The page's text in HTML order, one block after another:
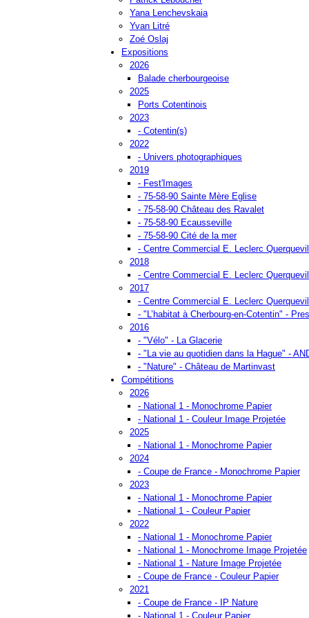
Yana Lenchevskaia
Yvan Litré
Zoé Oslaj
Expositions
2026
Balade cherbourgeoise
2025
Ports Cotentinois
2023
- Cotentin(s)
2022
- Univers photographiques
2019
- Fest'Images
- 75-58-90 Sainte Mère Eglise
- 75-58-90 Château des Ravalet
- 75-58-90 Ecausseville
- 75-58-90 Cité de la mer
- Centre Commercial E. Leclerc
2018
- Centre Commercial E. Leclerc
2017
- Centre Commercial E. Leclerc
- "L’habitat à Cherbourg-en-Cotentin" -
2016
- "Vélo" - La Glacerie
- "La vie au quotidien dans la Hague" -
- "Nature" - Château de Martinvast
Compétitions
2026
- National 1 - Monochrome Papier
- National 1 - Couleur Image Projetée
2025
- National 1 - Monochrome Papier
2024
- Coupe de France - Monochrome Papier
2023
- National 1 - Monochrome Papier
- National 1 - Couleur Papier
2022
- National 1 - Monochrome Papier
- National 1 - Monochrome Image Projetée
- National 1 - Nature Image Projetée
- Coupe de France - Couleur Papier
2021
- Coupe de France - IP Nature
- National 1 - Couleur Papier